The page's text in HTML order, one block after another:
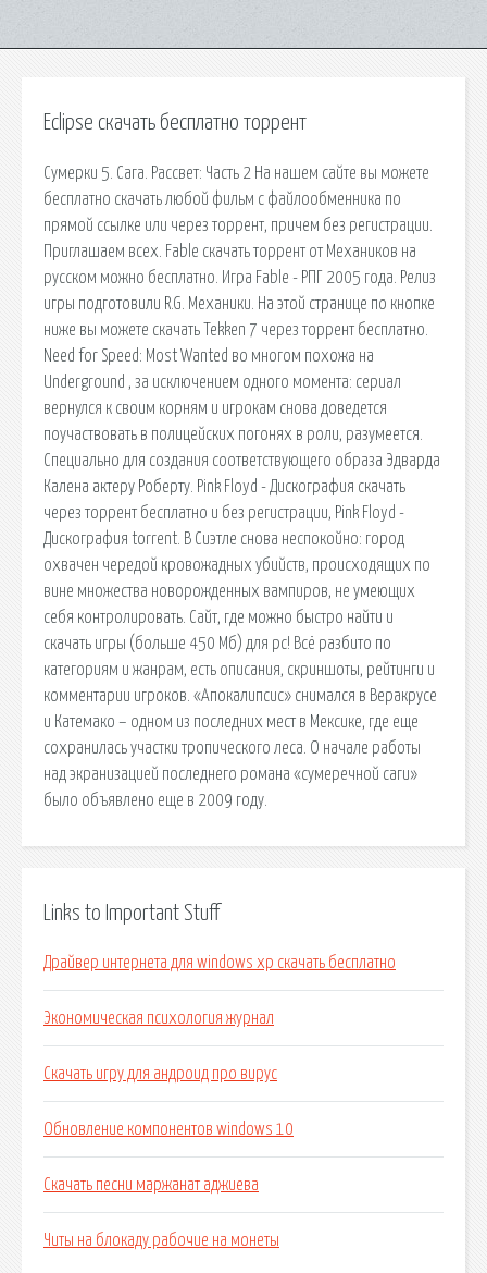
Eclipse скачать бесплатно торрент
Сумерки 5. Сага. Рассвет: Часть 2 На нашем сайте вы можете
бесплатно скачать любой фильм с файлообменника по
прямой ссылке или через торрент, причем без регистрации.
Приглашаем всех. Fable скачать торрент от Механиков на
русском можно бесплатно. Игра Fable - РПГ 2005 года. Релиз
игры подготовили R.G. Механики. На этой странице по кнопке
ниже вы можете скачать Tekken 7 через торрент бесплатно.
Need for Speed: Most Wanted во многом похожа на
Underground , за исключением одного момента: сериал
вернулся к своим корням и игрокам снова доведется
поучаствовать в полицейских погонях в роли, разумеется.
Специально для создания соответствующего образа Эдварда
Калена актеру Роберту. Pink Floyd - Дискография скачать
через торрент бесплатно и без регистрации, Pink Floyd -
Дискография torrent. В Сиэтле снова неспокойно: город
охвачен чередой кровожадных убийств, происходящих по
вине множества новорожденных вампиров, не умеющих
себя контролировать. Сайт, где можно быстро найти и
скачать игры (больше 450 Мб) для pc! Всё разбито по
категориям и жанрам, есть описания, скриншоты, рейтинги и
комментарии игроков. «Апокалипсис» снимался в Веракрусе
и Катемако – одном из последних мест в Мексике, где еще
сохранилась участки тропического леса. О начале работы
над экранизацией последнего романа «сумеречной саги»
было объявлено еще в 2009 году.
Links to Important Stuff
Драйвер интернета для windows xp скачать бесплатно
Экономическая психология журнал
Скачать игру для андроид про вирус
Обновление компонентов windows 10
Скачать песни маржанат аджиева
Читы на блокаду рабочие на монеты